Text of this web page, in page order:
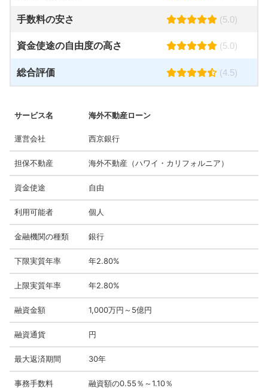
手数料の安さ (5.0)
資金使途の自由度の高さ (5.0)
総合評価 (4.5)
サービス名 海外不動産ローン
運営会社 西京銀行
担保不動産 海外不動産（ハワイ・カリフォルニア）
資金使途 自由
利用可能者 個人
金融機関の種類 銀行
下限実質年率 年2.80%
上限実質年率 年2.80%
融資金額 1,000万円～5億円
融資通貨 円
最大返済期間 30年
事務手数料 融資額の0.55％～1.10％